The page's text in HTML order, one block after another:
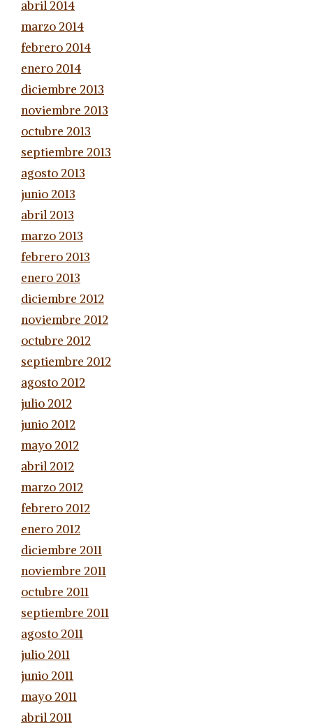
abril 2014
marzo 2014
febrero 2014
enero 2014
diciembre 2013
noviembre 2013
octubre 2013
septiembre 2013
agosto 2013
junio 2013
abril 2013
marzo 2013
febrero 2013
enero 2013
diciembre 2012
noviembre 2012
octubre 2012
septiembre 2012
agosto 2012
julio 2012
junio 2012
mayo 2012
abril 2012
marzo 2012
febrero 2012
enero 2012
diciembre 2011
noviembre 2011
octubre 2011
septiembre 2011
agosto 2011
julio 2011
junio 2011
mayo 2011
abril 2011